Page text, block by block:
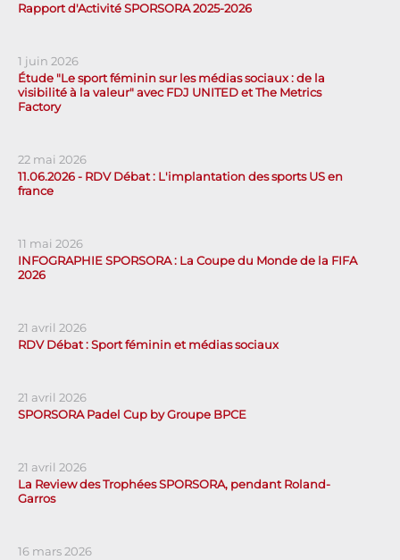
Rapport d'Activité SPORSORA 2025-2026
1 juin 2026
Étude "Le sport féminin sur les médias sociaux : de la
visibilité à la valeur" avec FDJ UNITED et The Metrics
Factory
22 mai 2026
11.06.2026 - RDV Débat : L'implantation des sports US en
france
11 mai 2026
INFOGRAPHIE SPORSORA : La Coupe du Monde de la FIFA
2026
21 avril 2026
RDV Débat : Sport féminin et médias sociaux
21 avril 2026
SPORSORA Padel Cup by Groupe BPCE
21 avril 2026
La Review des Trophées SPORSORA, pendant Roland-
Garros
16 mars 2026